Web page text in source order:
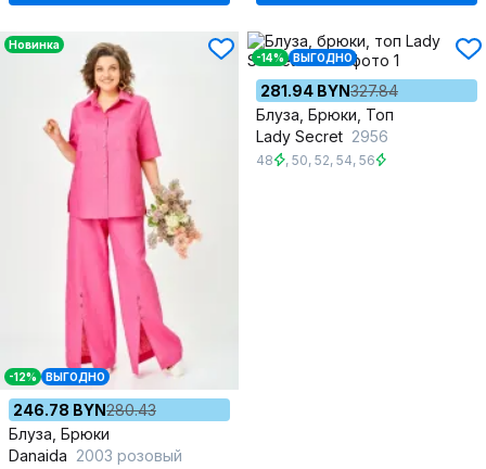
Новинка
-12% ВЫГОДНО
246.78 BYN280.43
Блуза, Брюки
Danaida 2003 розовый
-14% ВЫГОДНО
281.94 BYN327.84
Блуза, Брюки, Топ
Lady Secret 2956
48 , 50, 52, 54, 56